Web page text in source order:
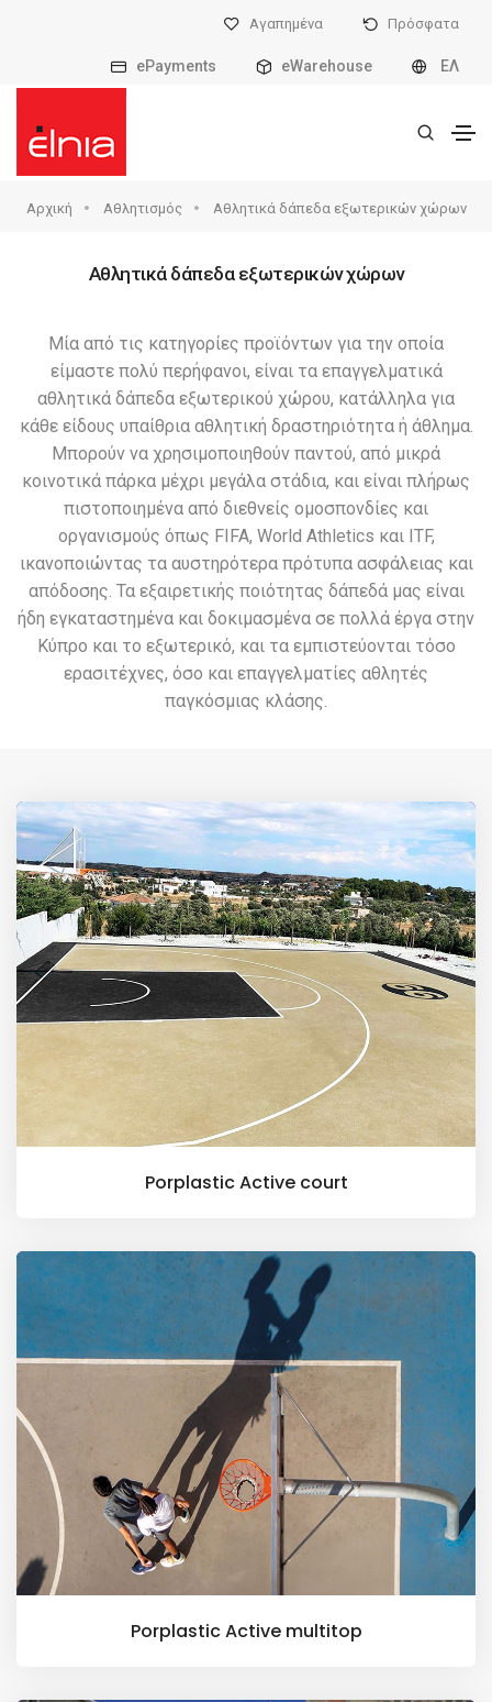
Αγαπημένα Πρόσφατα
ePayments eWarehouse ΕΛ
Αρχική Αθλητισμός Αθλητικά δάπεδα εξωτερικών χώρων
Αθλητικά δάπεδα εξωτερικών χώρων
Μία από τις κατηγορίες προϊόντων για την οποία
είμαστε πολύ περήφανοι, είναι τα επαγγελματικά
αθλητικά δάπεδα εξωτερικού χώρου, κατάλληλα για
κάθε είδους υπαίθρια αθλητική δραστηριότητα ή άθλημα.
Μπορούν να χρησιμοποιηθούν παντού, από μικρά
κοινοτικά πάρκα μέχρι μεγάλα στάδια, και είναι πλήρως
πιστοποιημένα από διεθνείς ομοσπονδίες και
οργανισμούς όπως FIFA, World Athletics και ITF,
ικανοποιώντας τα αυστηρότερα πρότυπα ασφάλειας και
απόδοσης. Τα εξαιρετικής ποιότητας δάπεδά μας είναι
ήδη εγκαταστημένα και δοκιμασμένα σε πολλά έργα στην
Κύπρο και το εξωτερικό, και τα εμπιστεύονται τόσο
ερασιτέχνες, όσο και επαγγελματίες αθλητές
παγκόσμιας κλάσης.
Porplastic Active court
Porplastic Active multitop